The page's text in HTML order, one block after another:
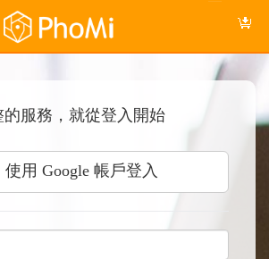
的服務，就從登入開始
使用 Google 帳戶登入